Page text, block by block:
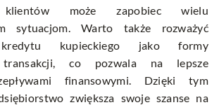
klientów może zapobiec wielu
sytuacjom. Warto także rozważyć
kredytu kupieckiego jako formy
transakcji, co pozwala na lepsze
finansowymi. Dzięki tym
zwiększa swoje szanse na